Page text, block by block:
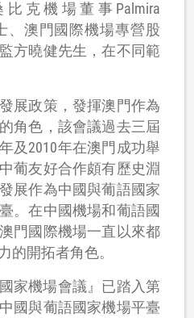
比克機場董事Palmira
、澳門國際機場專營股
方曉健先生，在不同範
展政策，發揮澳門作為
角色，該會議過去三屆
及2010年在澳門成功舉
葡友好合作頗有歷史淵
展作為中國與葡語國家
。在中國機場和葡語國
門國際機場一直以來都
的開拓者角色。
家機場會議』已踏入第
國與葡語國家機場平臺